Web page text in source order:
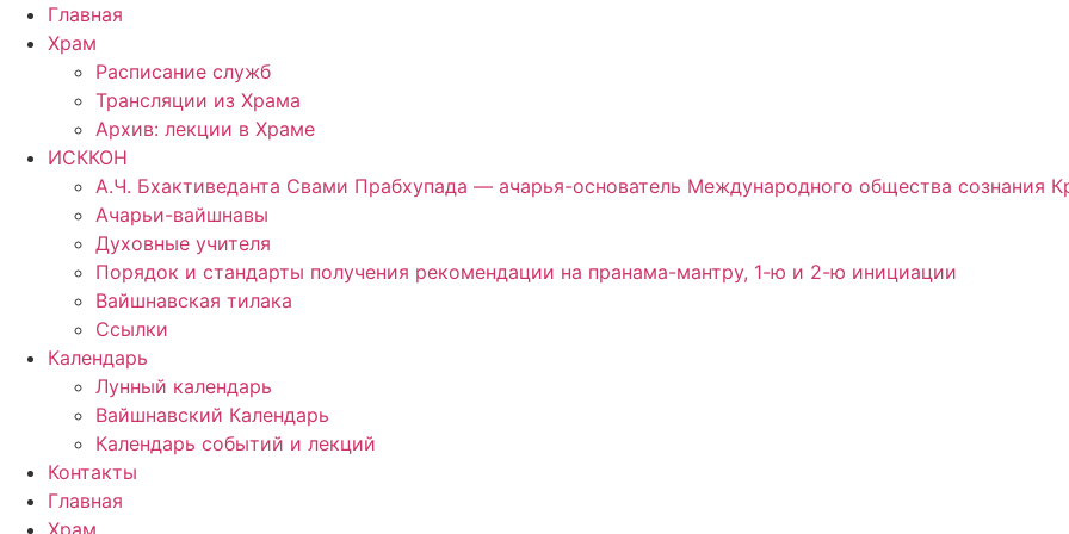
Перейти
содержимому
Главная
Храм
Расписание служб
Трансляции из Храма
Архив: лекции в Храме
ИСККОН
А.Ч. Бхактиведанта Свами Прабхупада — ачарья-основатель Международного общества сознания
Ачарьи-вайшнавы
Духовные учителя
Порядок и стандарты получения рекомендации на пранама-мантру, 1-ю и 2-ю инициации
Вайшнавская тилака
Ссылки
Календарь
Лунный календарь
Вайшнавский Календарь
Календарь событий и лекций
Контакты
Главная
Храм